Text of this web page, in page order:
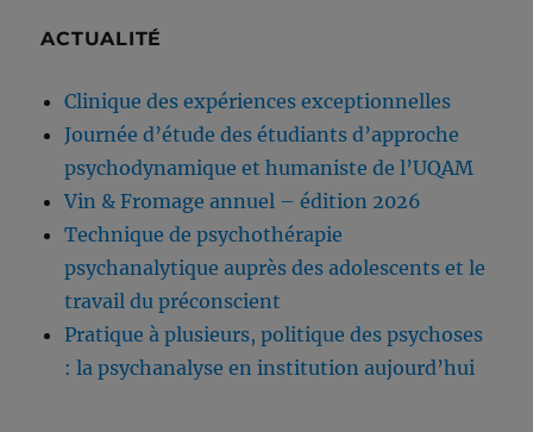
ACTUALITÉ
Clinique des expériences exceptionnelles
Journée d’étude des étudiants d’approche
psychodynamique et humaniste de l’UQAM
Vin & Fromage annuel – édition 2026
Technique de psychothérapie
psychanalytique auprès des adolescents et le
travail du préconscient
Pratique à plusieurs, politique des psychoses
: la psychanalyse en institution aujourd’hui